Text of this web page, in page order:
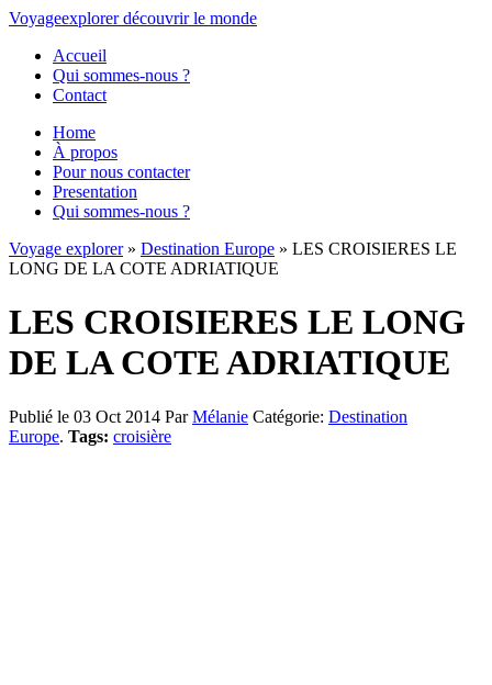
Voyageexplorer découvrirle monde
Accueil
Qui sommes-nous ?
Contact
Home
À propos
Pour nous contacter
Presentation
Qui sommes-nous ?
Voyage explorer» Destination Europe » LES CROISIERES LE
LONG DE LA COTE ADRIATIQUE
LES CROISIERES LE LONG
DE LA COTE ADRIATIQUE
Publié le 03 Oct 2014 ParMélanie Catégorie: Destination
Europe. Tags: croisière